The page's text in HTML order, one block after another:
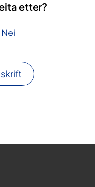
etter?
Nei